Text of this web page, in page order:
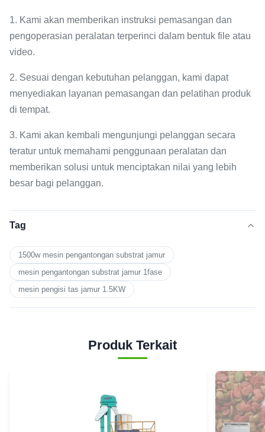
1. Kami akan memberikan instruksi pemasangan dan
pengoperasian peralatan terperinci dalam bentuk file atau
video.
2. Sesuai dengan kebutuhan pelanggan, kami dapat
menyediakan layanan pemasangan dan pelatihan produk
di tempat.
3. Kami akan kembali mengunjungi pelanggan secara
teratur untuk memahami penggunaan peralatan dan
memberikan solusi untuk menciptakan nilai yang lebih
besar bagi pelanggan.
Tag
1500w mesin pengantongan substrat jamur
mesin pengantongan substrat jamur 1fase
mesin pengisi tas jamur 1.5KW
Produk Terkait